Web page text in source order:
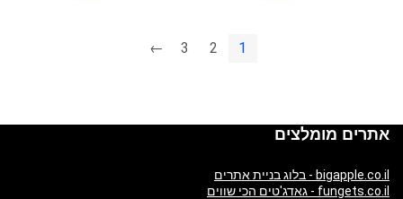
1
2
3
←
אתרים מומלצים
bigapple.co.il - בלוג בניית אתרים
fungets.co.il - גאדג'טים הכי שווים